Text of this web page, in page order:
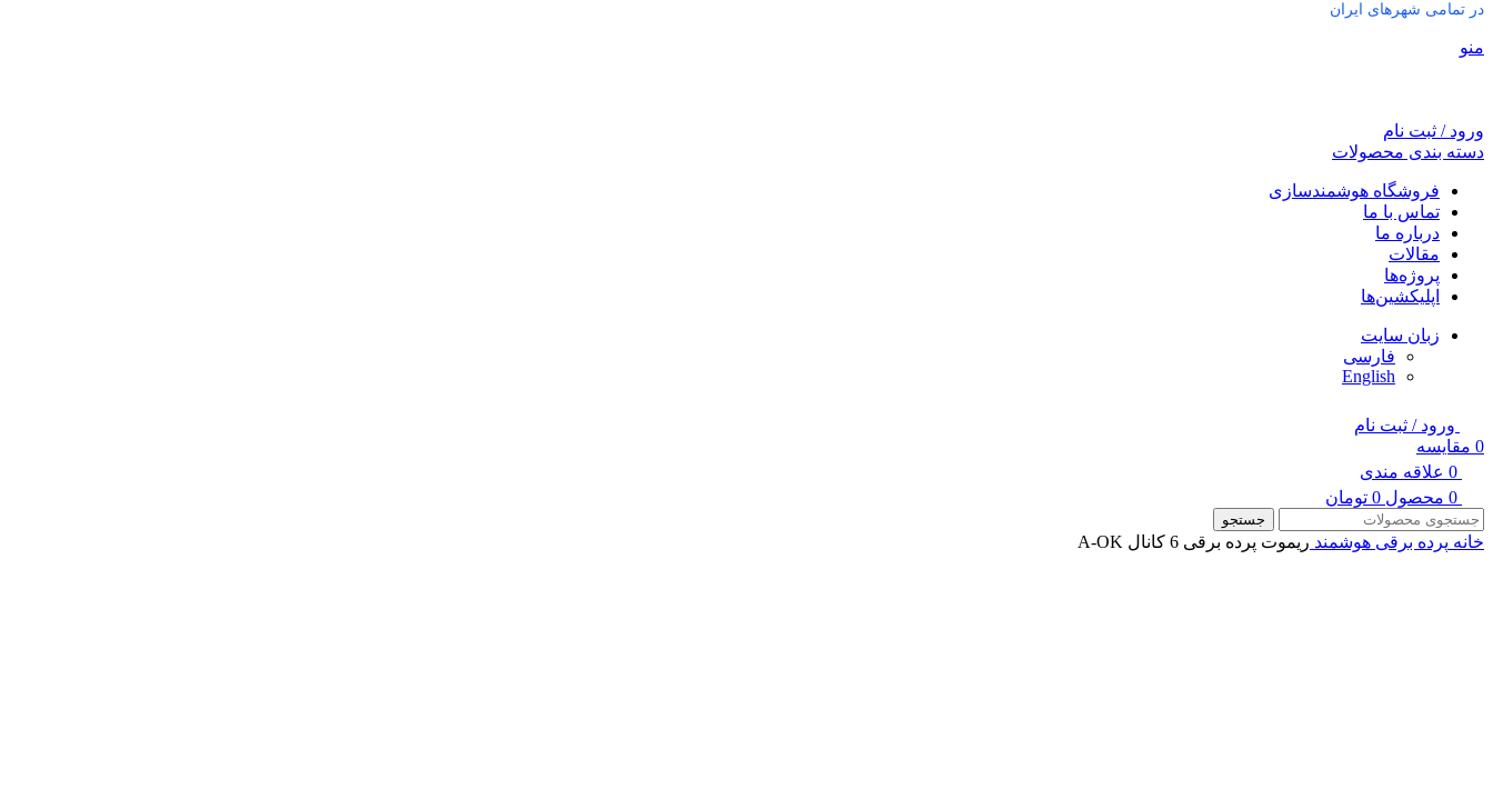
در تمامی شهرهای ایران
منو
ورود / ثبت نام
دسته بندی محصولات
فروشگاه هوشمندسازی
تماس با ما
درباره ما
مقالات
پروژه‌ها
اپلیکشین‌ها
زبان سایت
فارسی
English
ورود / ثبت نام
0 مقایسه
0 علاقه مندی
0 محصول 0 تومان
جستجو
خانه پرده برقی هوشمند ریموت پرده برقی 6 کانال A-OK